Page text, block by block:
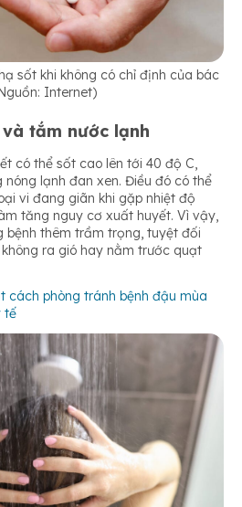
sốt khi không có chỉ định của bác
Internet)
tắm nước lạnh
có thể sốt cao lên tới 40 độ C,
lạnh đan xen. Điều đó có thể
vi đang giãn khi gặp nhiệt độ
tăng nguy cơ xuất huyết. Vì vậy,
bệnh thêm trầm trọng, tuyệt đối
ra gió hay nằm trước quạt
cách phòng tránh bệnh đậu mùa
tế